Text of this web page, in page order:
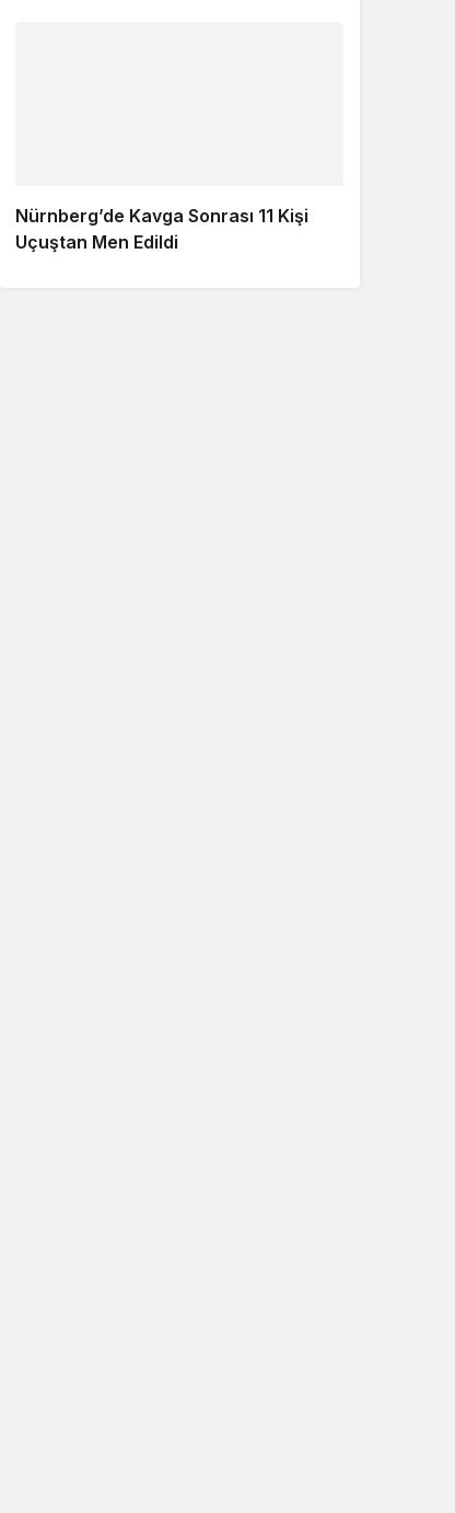
Nürnberg’de Kavga Sonrası 11 Kişi
Uçuştan Men Edildi